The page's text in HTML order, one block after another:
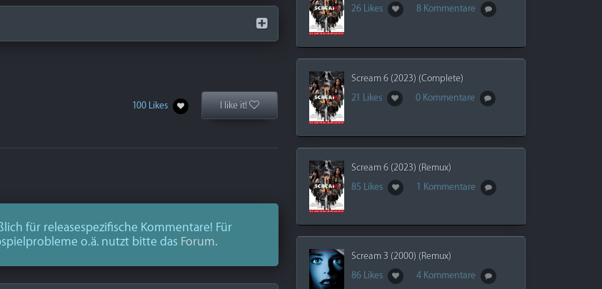
100 Likes I like it!
für releasespezifische Kommentare! Für
o.ä. nutzt bitte das Forum.
26 Likes
8 Kommentare
Scream 6 (2023) (Complete)
21 Likes
0 Kommentare
Scream 6 (2023) (Remux)
85 Likes
1 Kommentare
Scream 3 (2000) (Remux)
86 Likes
4 Kommentare